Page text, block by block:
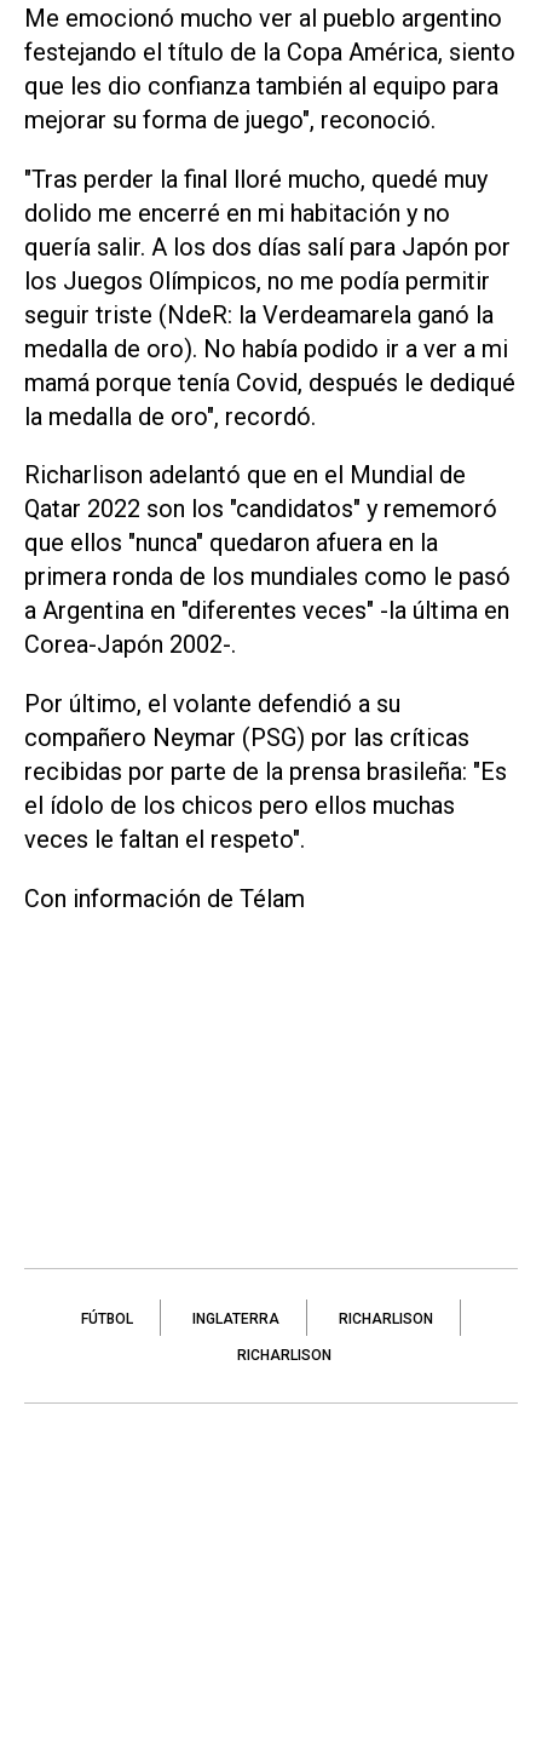
Me emocionó mucho ver al pueblo argentino
festejando el título de la Copa América, siento
que les dio confianza también al equipo para
mejorar su forma de juego", reconoció.
"Tras perder la final lloré mucho, quedé muy
dolido me encerré en mi habitación y no
quería salir. A los dos días salí para Japón por
los Juegos Olímpicos, no me podía permitir
seguir triste (NdeR: la Verdeamarela ganó la
medalla de oro). No había podido ir a ver a mi
mamá porque tenía Covid, después le dediqué
la medalla de oro", recordó.
Richarlison adelantó que en el Mundial de
Qatar 2022 son los "candidatos" y rememoró
que ellos "nunca" quedaron afuera en la
primera ronda de los mundiales como le pasó
a Argentina en "diferentes veces" -la última en
Corea-Japón 2002-.
Por último, el volante defendió a su
compañero Neymar (PSG) por las críticas
recibidas por parte de la prensa brasileña: "Es
el ídolo de los chicos pero ellos muchas
veces le faltan el respeto".
Con información de Télam
FÚTBOL INGLATERRA RICHARLISON
RICHARLISON